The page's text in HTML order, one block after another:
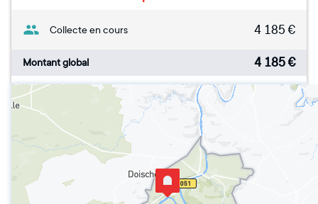
Collecte en cours 4 185 €
Montant global 4 185€